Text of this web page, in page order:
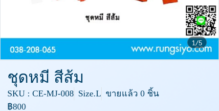
1/5
ชุดหมี สีส้ม
SKU : CE-MJ-008 Size.L ขายแล้ว 0 ชิ้น
฿800